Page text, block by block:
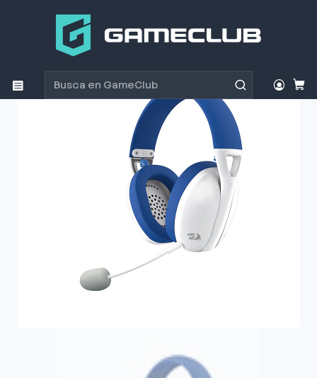
Productos
Audifono Redragon Ire Pro White/Blue